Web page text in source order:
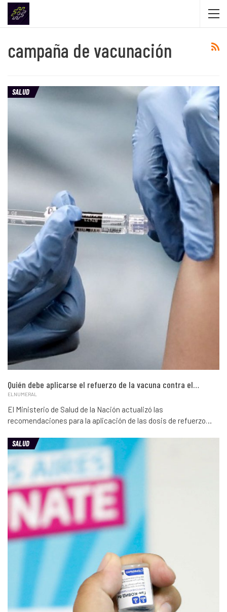
campaña de vacunación
SALUD
Quién debe aplicarse el refuerzo de la vacuna contra el…
ELNUMERAL
El Ministerio de Salud de la Nación actualizó las
recomendaciones para la aplicación de las dosis de refuerzo…
SALUD